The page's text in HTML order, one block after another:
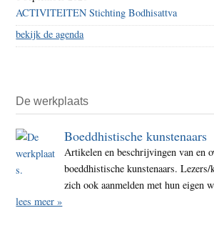
ACTIVITEITEN Stichting Bodhisattva
bekijk de agenda
De werkplaats
Boeddhistische kunstenaars
Artikelen en beschrijvingen van en
boeddhistische kunstenaars. Lezers/
zich ook aanmelden met hun eigen
lees meer »